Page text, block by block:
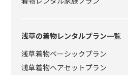
浅草の着物レンタルプラン一覧
浅草着物ベーシックプラン
浅草着物ヘアセットプラン